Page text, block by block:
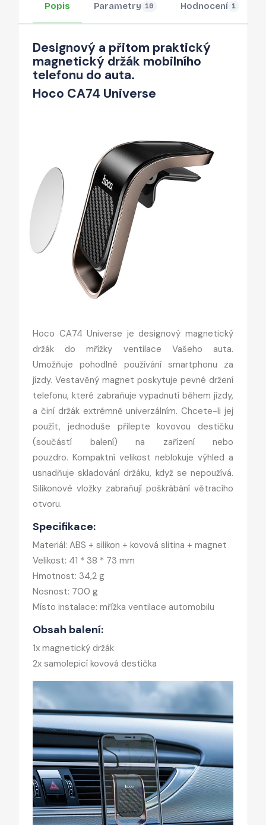
Popis Parametry 10 Hodnocení 1
Designový a přitom praktický
magnetický držák mobilního
telefonu do auta.
Hoco CA74 Universe
Hoco CA74 Universe je designový magnetický
držák do mřížky ventilace Vašeho auta.
Umožňuje pohodlné používání smartphonu za
jízdy. Vestavěný magnet poskytuje pevné držení
telefonu, které zabraňuje vypadnutí během jízdy,
a činí držák extrémně univerzálním. Chcete-li jej
použít, jednoduše přilepte kovovou destičku
(součástí balení) na zařízení nebo
pouzdro. Kompaktní velikost neblokuje výhled a
usnadňuje skladování držáku, když se nepoužívá.
Silikonové vložky zabraňují poškrábání větracího
otvoru.
Specifikace:
Materiál: ABS + silikon + kovová slitina + magnet
Velikost: 41 * 38 * 73 mm
Hmotnost: 34,2 g
Nosnost: 700 g
Místo instalace: mřížka ventilace automobilu
Obsah balení:
1x magnetický držák
2x samolepicí kovová destička